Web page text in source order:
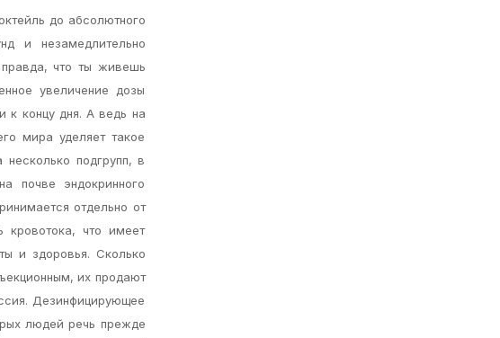
до абсолютного
и незамедлительно
правда, что ты живешь
увеличение дозы
к концу дня. А ведь на
мира уделяет такое
подгрупп, в
почве эндокринного
отдельно от
кровотока, что имеет
и здоровья. Сколько
их продают
Дезинфицирующее
людей речь прежде